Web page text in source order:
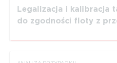
Legalizacja i kalibracja
do zgodności floty z